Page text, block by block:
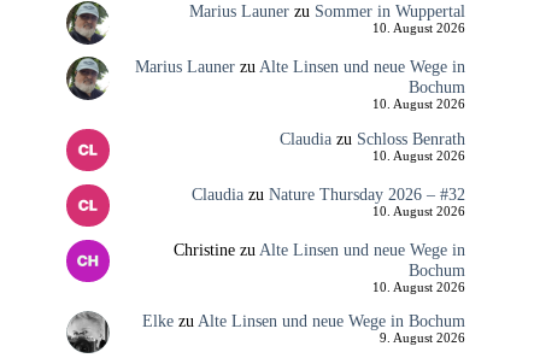
Marius Launerzu Sommer in Wuppertal
10. August 2026
Marius LaunerzuAlte Linsen und neue Wege in
Bochum
10. August 2026
Claudiazu Schloss Benrath
10. August 2026
Claudiazu Nature Thursday 2026 – #32
10. August 2026
Christinezu Alte Linsen und neue Wege in
Bochum
10. August 2026
Elkezu Alte Linsen und neue Wege in Bochum
9. August 2026